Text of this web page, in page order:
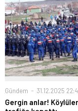
Gündem 31.12.2025
Gergin anlar!